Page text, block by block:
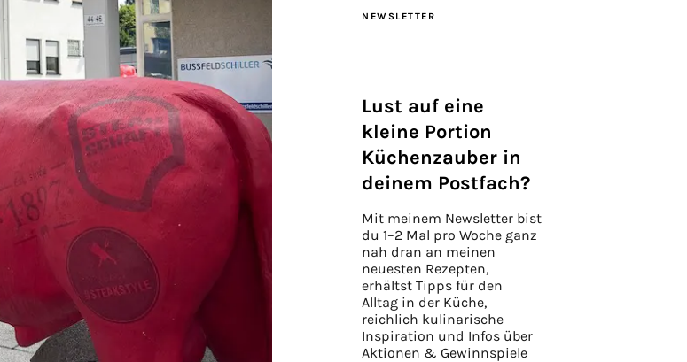
NEWSLETTER
Lust auf eine
kleine Portion
Küchenzauber in
deinem Postfach?
Mit meinem Newsletter bist
du 1–2 Mal pro Woche ganz
nah dran an meinen
neuesten Rezepten,
erhältst Tipps für den
Alltag in der Küche,
reichlich kulinarische
Inspiration und Infos über
Aktionen & Gewinnspiele